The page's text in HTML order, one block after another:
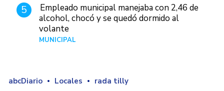
5
Empleado municipal manejaba con 2,46 de
alcohol, chocó y se quedó dormido al
volante
MUNICIPAL
abcDiario Locales rada tilly